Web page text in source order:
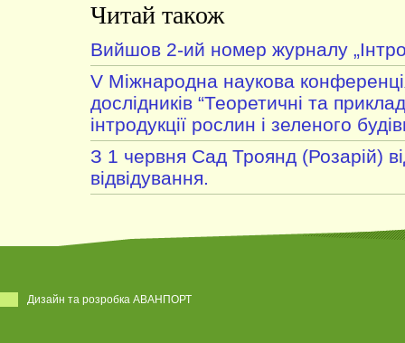
Читай також
Вийшов 2-ий номер журналу
V Міжнародна наукова
дослідників “Теоретичні та
інтродукції рослин і зеленого
З 1 червня Сад Троянд (Розарій)
відвідування.
Дизайн та розробка АВАНПОРТ